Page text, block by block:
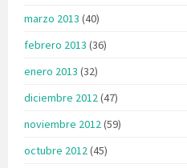
marzo 2013 (40)
febrero 2013 (36)
enero 2013 (32)
diciembre 2012(47)
noviembre 2012(59)
octubre 2012(45)